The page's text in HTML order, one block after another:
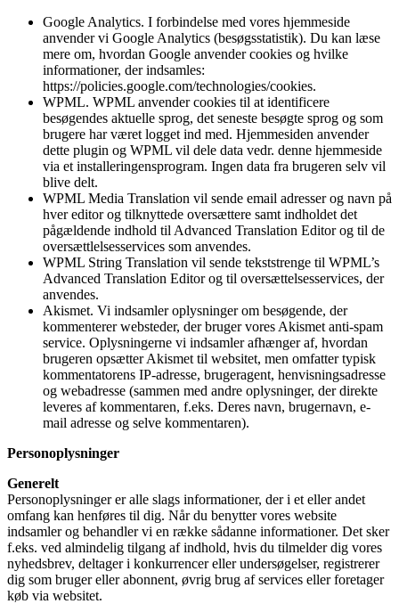
Google Analytics. I forbindelse med vores hjemmeside
anvender vi Google Analytics (besøgsstatistik). Du kan læse
mere om, hvordan Google anvender cookies og hvilke
informationer, der indsamles:
https://policies.google.com/technologies/cookies.
WPML. WPML anvender cookies til at identificere
besøgendes aktuelle sprog, det seneste besøgte sprog og som
brugere har været logget ind med. Hjemmesiden anvender
dette plugin og WPML vil dele data vedr. denne hjemmeside
via et installeringensprogram. Ingen data fra brugeren selv vil
blive delt.
WPML Media Translation vil sende email adresser og navn på
hver editor og tilknyttede oversættere samt indholdet det
pågældende indhold til Advanced Translation Editor og til de
oversættlelsesservices som anvendes.
WPML String Translation vil sende tekststrenge til WPML’s
Advanced Translation Editor og til oversættelsesservices, der
anvendes.
Akismet. Vi indsamler oplysninger om besøgende, der
kommenterer websteder, der bruger vores Akismet anti-spam
service. Oplysningerne vi indsamler afhænger af, hvordan
brugeren opsætter Akismet til websitet, men omfatter typisk
kommentatorens IP-adresse, brugeragent, henvisningsadresse
og webadresse (sammen med andre oplysninger, der direkte
leveres af kommentaren, f.eks. Deres navn, brugernavn, e-
mail adresse og selve kommentaren).
Personoplysninger
Generelt
Personoplysninger er alle slags informationer, der i et eller andet
omfang kan henføres til dig. Når du benytter vores website
indsamler og behandler vi en række sådanne informationer. Det sker
f.eks. ved almindelig tilgang af indhold, hvis du tilmelder dig vores
nyhedsbrev, deltager i konkurrencer eller undersøgelser, registrerer
dig som bruger eller abonnent, øvrig brug af services eller foretager
køb via websitet.